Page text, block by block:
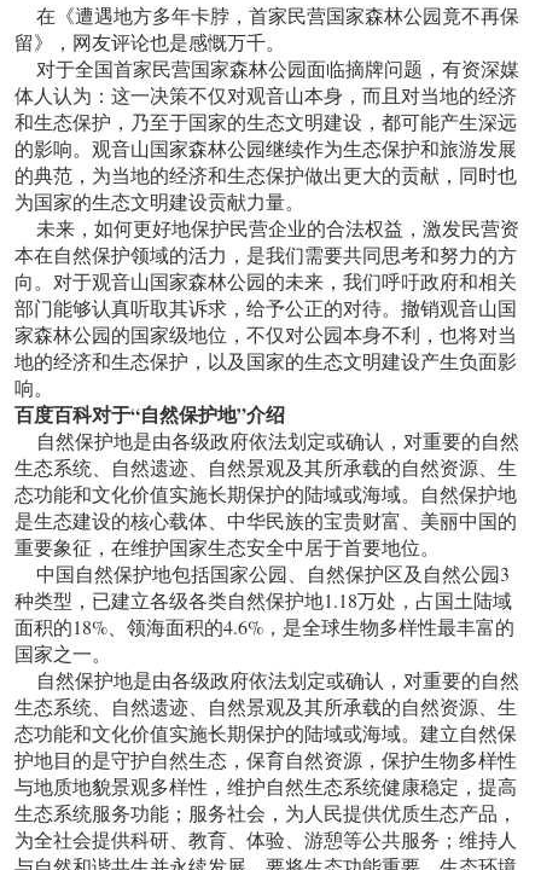
在《遭遇地方多年卡脖，首家民营国家森林公园竟不再保
留》，网友评论也是感慨万千。
对于全国首家民营国家森林公园面临摘牌问题，有资深媒
体人认为：这一决策不仅对观音山本身，而且对当地的经济
和生态保护，乃至于国家的生态文明建设，都可能产生深远
的影响。观音山国家森林公园继续作为生态保护和旅游发展
的典范，为当地的经济和生态保护做出更大的贡献，同时也
为国家的生态文明建设贡献力量。
未来，如何更好地保护民营企业的合法权益，激发民营资
本在自然保护领域的活力，是我们需要共同思考和努力的方
向。对于观音山国家森林公园的未来，我们呼吁政府和相关
部门能够认真听取其诉求，给予公正的对待。撤销观音山国
家森林公园的国家级地位，不仅对公园本身不利，也将对当
地的经济和生态保护，以及国家的生态文明建设产生负面影
响。
百度百科对于“自然保护地”介绍
自然保护地是由各级政府依法划定或确认，对重要的自然
生态系统、自然遗迹、自然景观及其所承载的自然资源、生
态功能和文化价值实施长期保护的陆域或海域。自然保护地
是生态建设的核心载体、中华民族的宝贵财富、美丽中国的
重要象征，在维护国家生态安全中居于首要地位。
中国自然保护地包括国家公园、自然保护区及自然公园3
种类型，已建立各级各类自然保护地1.18万处，占国土陆域
面积的18%、领海面积的4.6%，是全球生物多样性最丰富的
国家之一。
自然保护地是由各级政府依法划定或确认，对重要的自然
生态系统、自然遗迹、自然景观及其所承载的自然资源、生
态功能和文化价值实施长期保护的陆域或海域。建立自然保
护地目的是守护自然生态，保育自然资源，保护生物多样性
与地质地貌景观多样性，维护自然生态系统健康稳定，提高
生态系统服务功能；服务社会，为人民提供优质生态产品，
为全社会提供科研、教育、体验、游憩等公共服务；维持人